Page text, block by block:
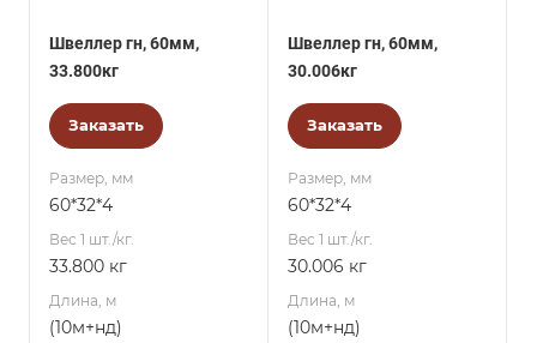
Швеллер гн, 60мм,
33.800кг
Заказать
Размер, мм
60*32*4
Вес 1 шт./кг.
33.800 кг
Длина, м
(10м+нд)
Швеллер гн, 60мм,
30.006кг
Заказать
Размер, мм
60*32*4
Вес 1 шт./кг.
30.006 кг
Длина, м
(10м+нд)